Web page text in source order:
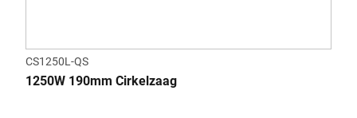
CS1250L-QS
1250W 190mm Cirkelzaag